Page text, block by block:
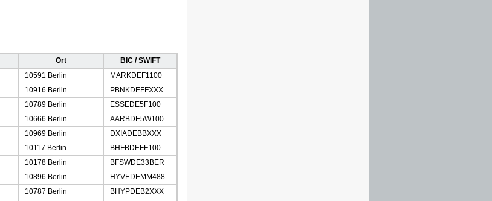
Ort
BIC / SWIFT
10591 Berlin
MARKDEF1100
10916 Berlin
PBNKDEFFXXX
10789 Berlin
ESSEDE5F100
10666 Berlin
AARBDE5W100
10969 Berlin
DXIADEBBXXX
10117 Berlin
BHFBDEFF100
10178 Berlin
BFSWDE33BER
10896 Berlin
HYVEDEMM488
10787 Berlin
BHYPDEB2XXX